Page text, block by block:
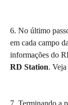
6. No último
em cada campo
informações do
RD Station.
7. Terminando a